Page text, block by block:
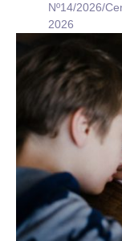
Nº14/2026/
2026